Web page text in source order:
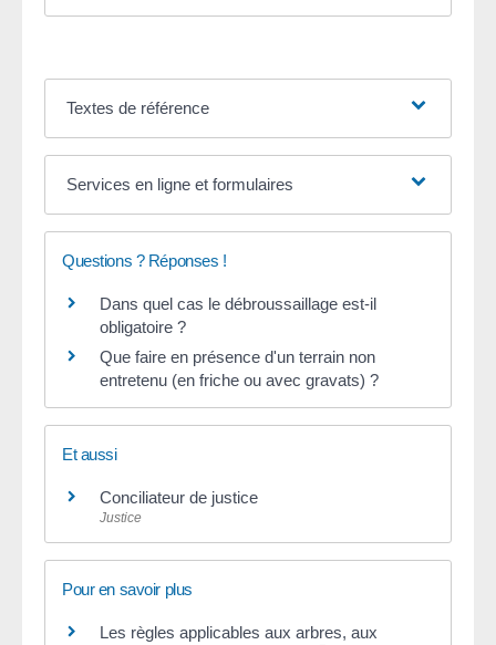
Textes de référence
Services en ligne et formulaires
Questions ? Réponses !
Dans quel cas le débroussaillage est-il
obligatoire ?
Que faire en présence d'un terrain non
entretenu (en friche ou avec gravats) ?
Et aussi
Conciliateur de justice
Justice
Pour en savoir plus
Les règles applicables aux arbres, aux